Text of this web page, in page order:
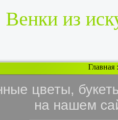
Венки из
Главная
цветы,
на нашем